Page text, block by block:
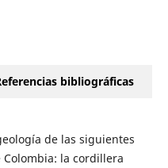
bibliográficas
de las siguientes
la cordillera